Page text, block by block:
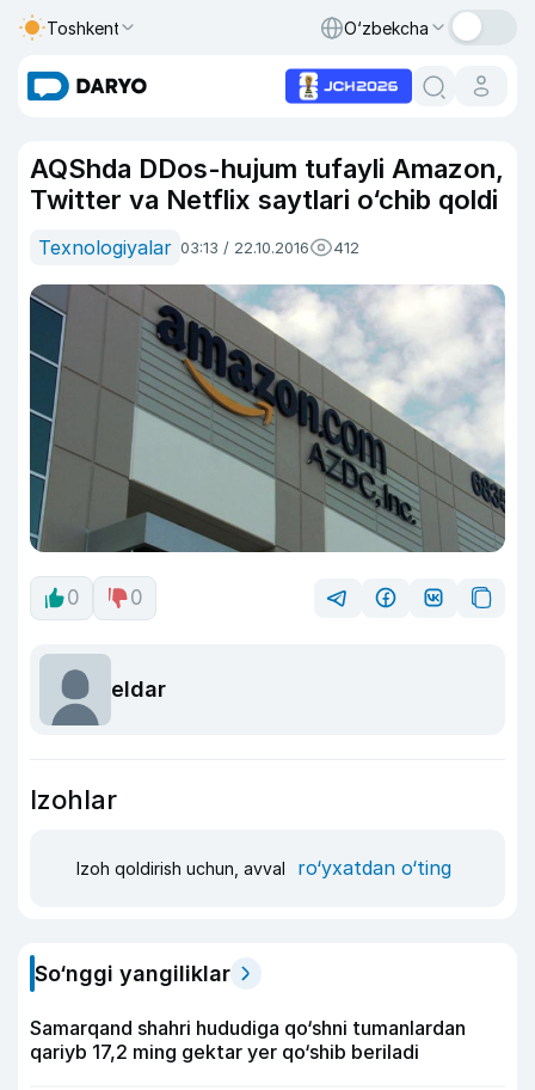
Toshkent O‘zbekcha
AQShda DDos-hujum tufayli Amazon,
Twitter va Netflix saytlari o‘chib qoldi
Texnologiyalar 03:13 / 22.10.2016 412
0 0
eldar
Izohlar
Izoh qoldirish uchun, avval ro‘yxatdan o‘ting
So‘nggi yangiliklar
Samarqand shahri hududiga qo‘shni tumanlardan
qariyb 17,2 ming gektar yer qo‘shib beriladi